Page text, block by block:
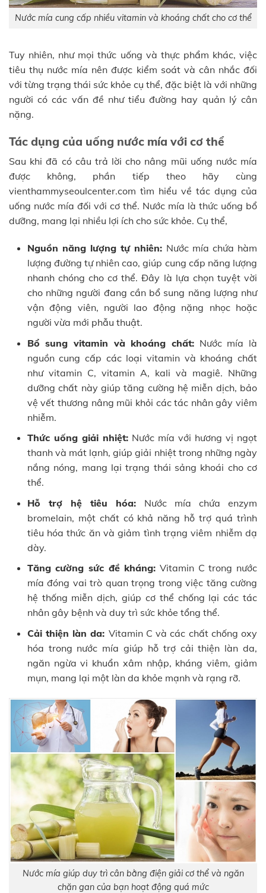
Nước mía cung cấp nhiều vitamin và khoáng chất cho cơ thể
Tuy nhiên, như mọi thức uống và thực phẩm khác, việc
tiêu thụ nước mía nên được kiểm soát và cân nhắc đối
với từng trạng thái sức khỏe cụ thể, đặc biệt là với những
người có các vấn đề như tiểu đường hay quản lý cân
nặng.
Tác dụng của uống nước mía với cơ thể
Sau khi đã có câu trả lời cho nâng mũi uống nước mía
được không, phần tiếp theo hãy cùng
vienthammyseoulcenter.com tìm hiểu về tác dụng của
uống nước mía đối với cơ thể. Nước mía là thức uống bổ
dưỡng, mang lại nhiều lợi ích cho sức khỏe. Cụ thể,
Nguồn năng lượng tự nhiên: Nước mía chứa hàm
lượng đường tự nhiên cao, giúp cung cấp năng lượng
nhanh chóng cho cơ thể. Đây là lựa chọn tuyệt vời
cho những người đang cần bổ sung năng lượng như
vận động viên, người lao động nặng nhọc hoặc
người vừa mới phẫu thuật.
Bổ sung vitamin và khoáng chất: Nước mía là
nguồn cung cấp các loại vitamin và khoáng chất
như vitamin C, vitamin A, kali và magiê. Những
dưỡng chất này giúp tăng cường hệ miễn dịch, bảo
vệ vết thương nâng mũi khỏi các tác nhân gây viêm
nhiễm.
Thức uống giải nhiệt:Nước mía với hương vị ngọt
thanh và mát lạnh, giúp giải nhiệt trong những ngày
nắng nóng, mang lại trạng thái sảng khoái cho cơ
thể.
Hỗ trợ hệ tiêu hóa: Nước mía chứa enzym
bromelain, một chất có khả năng hỗ trợ quá trình
tiêu hóa thức ăn và giảm tình trạng viêm nhiễm dạ
dày.
Tăng cường sức đề kháng: Vitamin C trong nước
mía đóng vai trò quan trọng trong việc tăng cường
hệ thống miễn dịch, giúp cơ thể chống lại các tác
nhân gây bệnh và duy trì sức khỏe tổng thể.
Cải thiện làn da: Vitamin C và các chất chống oxy
hóa trong nước mía giúp hỗ trợ cải thiện làn da,
ngăn ngừa vi khuẩn xâm nhập, kháng viêm, giảm
mụn, mang lại một làn da khỏe mạnh và rạng rỡ.
Nước mía giúp duy trì cân bằng điện giải cơ thể và ngăn
chặn gan của bạn hoạt động quá mức